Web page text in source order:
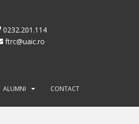
0232.201.114
ftrc@uaic.ro
ALUMNI CONTACT